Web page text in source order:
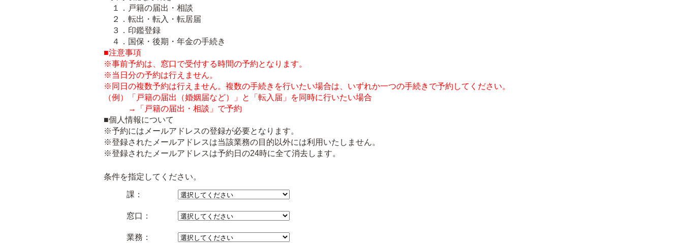
１．戸籍の届出・相談
２．転出・転入・転居届
３．印鑑登録
４．国保・後期・年金の手続き
■注意事項
※事前予約は、窓口で受付する時間の予約となります。
※当日分の予約は行えません。
※同日の複数予約は行えません。複数の手続きを行いたい場合は、いずれか一つの手続きで予約してください。
（例）「戸籍の届出（婚姻届など）」と「転入届」を同時に行いたい場合
→「戸籍の届出・相談」で予約
■個人情報について
※予約にはメールアドレスの登録が必要となります。
※登録されたメールアドレスは当該業務の目的以外には利用いたしません。
※登録されたメールアドレスは予約日の24時に全て消去します。
条件を指定してください。
課：
窓口：
業務：